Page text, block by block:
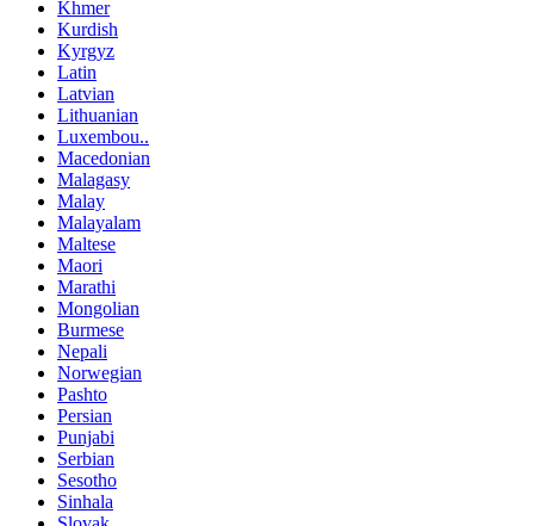
Khmer
Kurdish
Kyrgyz
Latin
Latvian
Lithuanian
Luxembou..
Macedonian
Malagasy
Malay
Malayalam
Maltese
Maori
Marathi
Mongolian
Burmese
Nepali
Norwegian
Pashto
Persian
Punjabi
Serbian
Sesotho
Sinhala